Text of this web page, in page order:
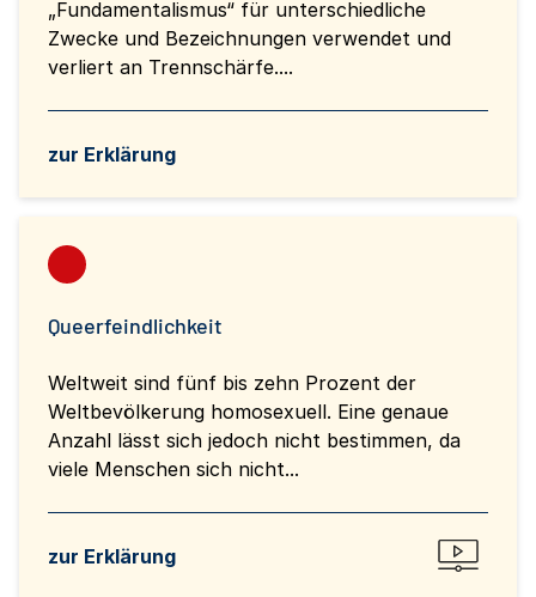
„Fundamentalismus“ für unterschiedliche
Zwecke und Bezeichnungen verwendet und
verliert an Trennschärfe....
zur Erklärung
Queerfeindlichkeit
Weltweit sind fünf bis zehn Prozent der
Weltbevölkerung homosexuell. Eine genaue
Anzahl lässt sich jedoch nicht bestimmen, da
viele Menschen sich nicht...
zur Erklärung